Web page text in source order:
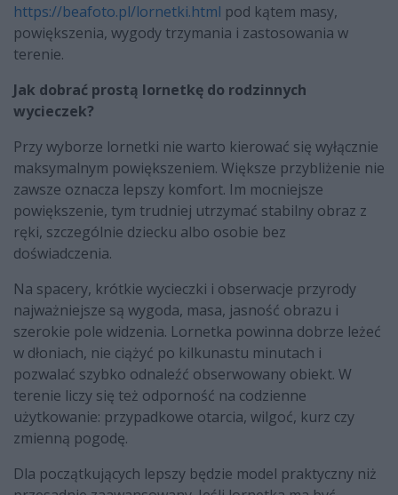
https://beafoto.pl/lornetki.html pod kątem masy,
powiększenia, wygody trzymania i zastosowania w
terenie.
Jak dobrać prostą lornetkę do rodzinnych
wycieczek?
Przy wyborze lornetki nie warto kierować się wyłącznie
maksymalnym powiększeniem. Większe przybliżenie nie
zawsze oznacza lepszy komfort. Im mocniejsze
powiększenie, tym trudniej utrzymać stabilny obraz z
ręki, szczególnie dziecku albo osobie bez
doświadczenia.
Na spacery, krótkie wycieczki i obserwacje przyrody
najważniejsze są wygoda, masa, jasność obrazu i
szerokie pole widzenia. Lornetka powinna dobrze leżeć
w dłoniach, nie ciążyć po kilkunastu minutach i
pozwalać szybko odnaleźć obserwowany obiekt. W
terenie liczy się też odporność na codzienne
użytkowanie: przypadkowe otarcia, wilgoć, kurz czy
zmienną pogodę.
Dla początkujących lepszy będzie model praktyczny niż